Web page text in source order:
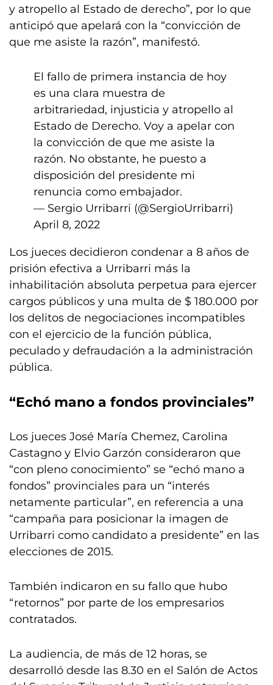
y atropello al Estado de derecho”, por lo que
anticipó que apelará con la “convicción de
que me asiste la razón”, manifestó.
El fallo de primera instancia de hoy
es una clara muestra de
arbitrariedad, injusticia y atropello al
Estado de Derecho. Voy a apelar con
la convicción de que me asiste la
razón. No obstante, he puesto a
disposición del presidente mi
renuncia como embajador.
— Sergio Urribarri (@SergioUrribarri)
April 8, 2022
Los jueces decidieron condenar a 8 años de
prisión efectiva a Urribarri más la
inhabilitación absoluta perpetua para ejercer
cargos públicos y una multa de $ 180.000 por
los delitos de negociaciones incompatibles
con el ejercicio de la función pública,
peculado y defraudación a la administración
pública.
“Echó mano a fondos provinciales”
Los jueces José María Chemez, Carolina
Castagno y Elvio Garzón consideraron que
“con pleno conocimiento” se “echó mano a
fondos” provinciales para un “interés
netamente particular”, en referencia a una
“campaña para posicionar la imagen de
Urribarri como candidato a presidente” en las
elecciones de 2015.
También indicaron en su fallo que hubo
“retornos” por parte de los empresarios
contratados.
La audiencia, de más de 12 horas, se
desarrolló desde las 8.30 en el Salón de Actos